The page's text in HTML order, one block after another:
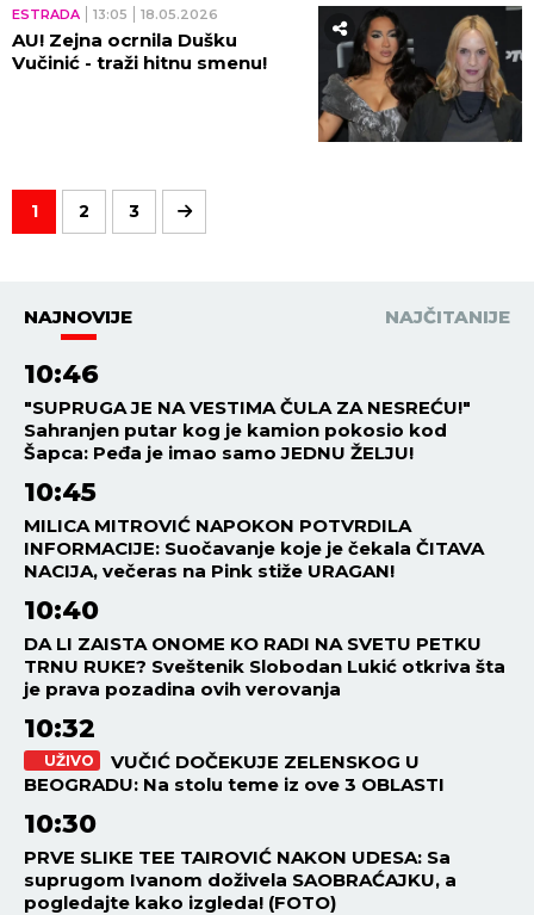
ESTRADA 13:05 18.05.2026
AU! Zejna ocrnila Dušku
Vučinić - traži hitnu smenu!
1 2 3
NAJNOVIJE NAJČITANIJE
10:46
"SUPRUGA JE NA VESTIMA ČULA ZA NESREĆU!"
Sahranjen putar kog je kamion pokosio kod
Šapca: Peđa je imao samo JEDNU ŽELJU!
10:45
MILICA MITROVIĆ NAPOKON POTVRDILA
INFORMACIJE: Suočavanje koje je čekala ČITAVA
NACIJA, večeras na Pink stiže URAGAN!
10:40
DA LI ZAISTA ONOME KO RADI NA SVETU PETKU
TRNU RUKE? Sveštenik Slobodan Lukić otkriva šta
je prava pozadina ovih verovanja
10:32
UŽIVO
VUČIĆ DOČEKUJE ZELENSKOG U
BEOGRADU: Na stolu teme iz ove 3 OBLASTI
10:30
PRVE SLIKE TEE TAIROVIĆ NAKON UDESA: Sa
suprugom Ivanom doživela SAOBRAĆAJKU, a
pogledajte kako izgleda! (FOTO)